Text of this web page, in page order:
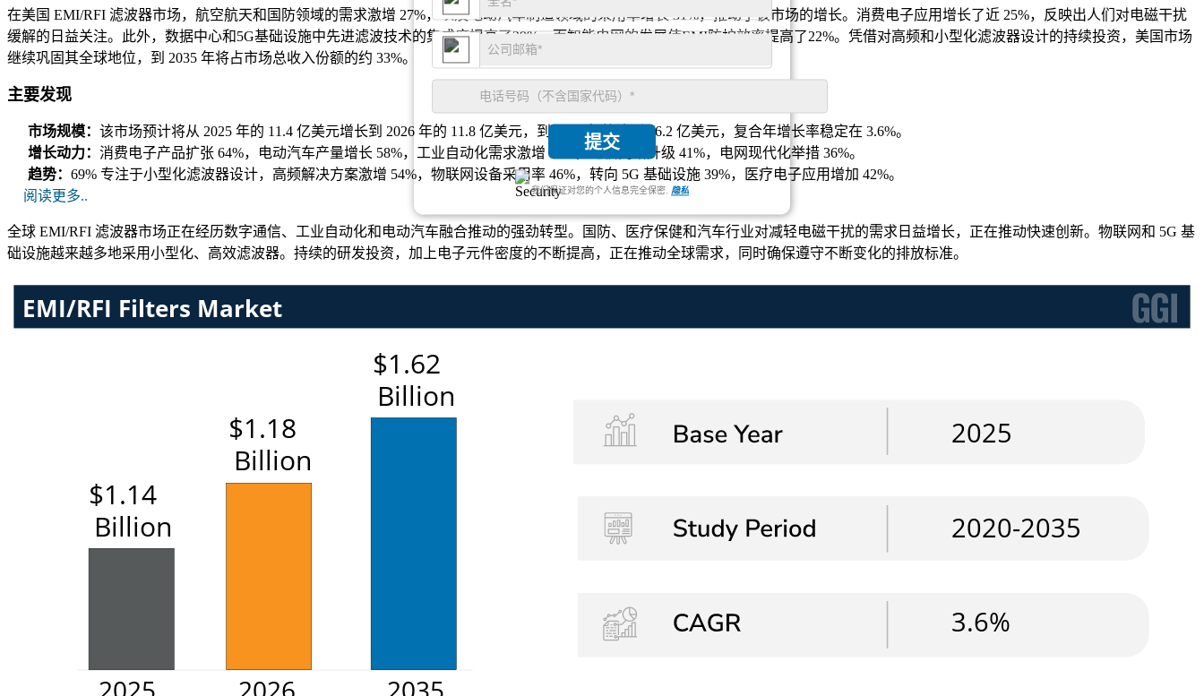
提交
我们保证对您的个人信息完全保密. 隐私
在美国 EMI/RFI 滤波器市场，航空航天和国防领域的需求激增 27%，以及电动汽车制造领域的采用率增长 31%，推动了该市场的增长。消费电子应用增长了近 25%，反映出人们对电磁干扰
缓解的日益关注。此外，数据中心和5G基础设施中先进滤波技术的集成度提高了29%，而智能电网的发展使EMI防护效率提高了22%。凭借对高频和小型化滤波器设计的持续投资，美国市场
继续巩固其全球地位，到 2035 年将占市场总收入份额的约 33%。
主要发现
市场规模： 该市场预计将从 2025 年的 11.4 亿美元增长到 2026 年的 11.8 亿美元，到 2035 年将达到 16.2 亿美元，复合年增长率稳定在 3.6%。
增长动力： 消费电子产品扩张 64%，电动汽车产量增长 58%，工业自动化需求激增 47%，电信网络升级 41%，电网现代化举措 36%。
趋势： 69% 专注于小型化滤波器设计，高频解决方案激增 54%，物联网设备采用率 46%，转向 5G 基础设施 39%，医疗电子应用增加 42%。
阅读更多..
全球 EMI/RFI 滤波器市场正在经历数字通信、工业自动化和电动汽车融合推动的强劲转型。国防、医疗保健和汽车行业对减轻电磁干扰的需求日益增长，正在推动快速创新。物联网和 5G 基
础设施越来越多地采用小型化、高效滤波器。持续的研发投资，加上电子元件密度的不断提高，正在推动全球需求，同时确保遵守不断变化的排放标准。